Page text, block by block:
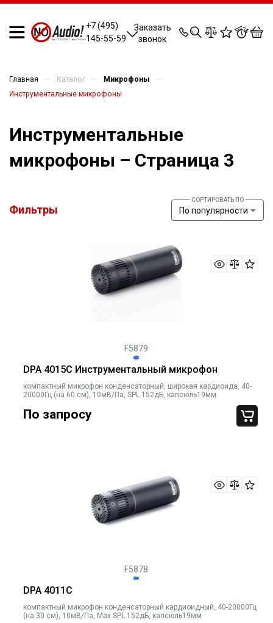
+7 (495)
145-55-59
Заказать
звонок
0 0 0 0
Главная — Каталог — Микрофоны —
Инструментальные микрофоны
Инструментальные
микрофоны – Страница 3
Фильтры По популярности
F5879
DPA 4015C Инструментальный микрофон
компактный микрофон конденсаторный, широкая кардиоида, 40-
20000Гц (на 60 см), 10мВ/Па, SPL 152дБ, капсюль19мм
По запросу
F5878
DPA 4011C
компактный микрофон конденсаторный кардиоидный, 40-20000Гц
(на 30 см), 10мВ/Па, Max SPL 152дБ, капсюль19мм